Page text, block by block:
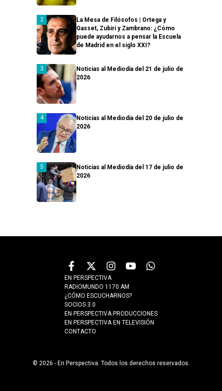
La Mesa de Filósofos | Ortega y
Gasset, Zubiri y Zambrano: ¿Cómo
puede ayudarnos a pensar la Escuela
de Madrid en el siglo XXI?
Noticias al Mediodía del 21 de julio de
2026
Noticias al Mediodía del 20 de julio de
2026
Noticias al Mediodía del 17 de julio de
2026
EN PERSPECTIVA
RADIOMUNDO 1170 AM
¿CÓMO ESCUCHARNOS?
SOCIOS 3.0
EN PERSPECTIVA PRODUCCIONES
EN PERSPECTIVA EN TELEVISIÓN
CONTACTO
© 2026 - En Perspectiva. Todos los derechos reservados.